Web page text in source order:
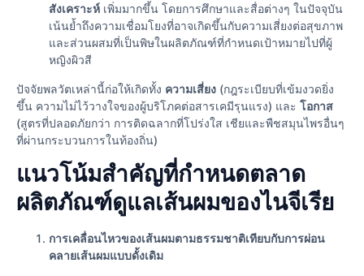
สังเคราะห์ เพิ่มมากขึ้น โดยการศึกษาและสื่อต่างๆ ในปัจจุบัน
เน้นย้ำถึงความเชื่อมโยงที่อาจเกิดขึ้นกับความเสี่ยงต่อสุขภาพ
และส่วนผสมที่เป็นพิษในผลิตภัณฑ์ที่กำหนดเป้าหมายไปที่ผู้
หญิงผิวสี
ปัจจัยพลวัตเหล่านี้ก่อให้เกิดทั้ง ความเสี่ยง (กฎระเบียบที่เข้มงวดยิ่ง
ขึ้น ความไม่ไว้วางใจของผู้บริโภคต่อสารเคมีรุนแรง) และ โอกาส
(สูตรที่ปลอดภัยกว่า การติดฉลากที่โปร่งใส เชียและพืชสมุนไพรอื่นๆ
ที่ผ่านกระบวนการในท้องถิ่น)
แนวโน้มสำคัญที่กำหนดตลาด
ผลิตภัณฑ์ดูแลเส้นผมของไนจีเรีย
การเคลื่อนไหวของเส้นผมตามธรรมชาติเทียบกับการผ่อน
คลายเส้นผมแบบดั้งเดิม